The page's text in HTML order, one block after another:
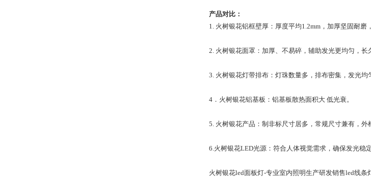
产品对比：
1. 火树银花铝框壁厚：厚度平均1.2mm，加厚坚固耐磨
2. 火树银花面罩：加厚、不易碎，辅助发光更均匀，长
3. 火树银花灯带排布：灯珠数量多，排布密集，发光均
4．火树银花铝基板：铝基板散热面积大 低光衰。
5. 火树银花产品：制非标尺寸居多，常规尺寸兼有，外
6.火树银花LED光源：符合人体视觉需求，确保发光稳
火树银花led面板灯-专业室内照明生产研发销售led线